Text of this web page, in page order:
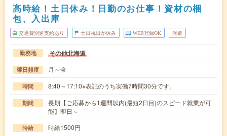
高時給！土日休み！日勤のお仕事！資材の梱
包、入出庫
交通費別途支給あり 土日祝日が休み WEB登録OK 派遣
勤務地 その他北海道
曜日頻度 月～金
時間 8:40～17:10※表記のうち実働7時間30分です。
期間
長期【ご応募から1週間以内(最短2日目)のスピード就業が可
能】即日～
時給 時給1500円